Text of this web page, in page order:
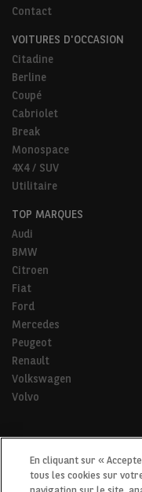
Contact
VOITURES D'OCCASION
Citadine
Berline
Coupé
Cabriolet
Break
Monospace
4X4 / SUV
Utilitaire
TOP MARQUES
Audi
BMW
Citroen
Fiat
Ford
Mercedes
Peugeot
Renault
Volkswagen
Volvo
* Pour tous les trajets
En cliquant sur «
tous les cookies sur